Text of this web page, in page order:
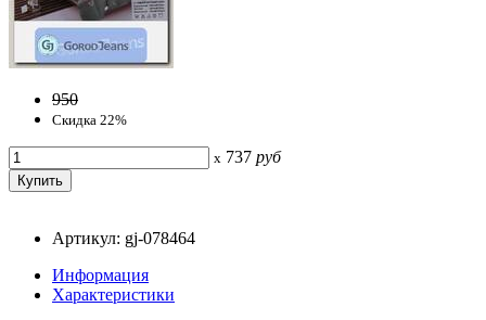
950
Скидка 22%
x 737 руб
Артикул: gj-078464
Информация
Характеристики